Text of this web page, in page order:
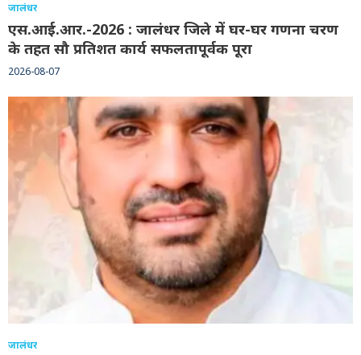
जालंधर
एस.आई.आर.-2026 : जालंधर जिले में घर-घर गणना चरण
के तहत सौ प्रतिशत कार्य सफलतापूर्वक पूरा
2026-08-07
जालंधर